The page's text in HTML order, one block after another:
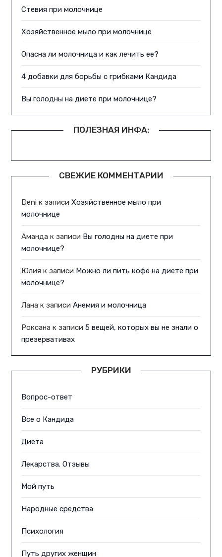
Стевия при молочнице
Хозяйственное мыло при молочнице
Опасна ли молочница и как лечить ее?
4 добавки для борьбы с грибками Кандида
Вы голодны на диете при молочнице?
ПОЛЕЗНАЯ ИНФА:
СВЕЖИЕ КОММЕНТАРИИ
Deni к записиХозяйственное мыло при
молочнице
Аманда к записи Вы голодны на диете при
молочнице?
Юлия к записи Можно ли пить кофе на диете при
молочнице?
Лана к записиАнемия и молочница
Роксана к записи5 вещей, которых вы не знали о
презервативах
РУБРИКИ
Вопрос-ответ
Все о Кандида
Диета
Лекарства. Отзывы
Мой путь
Народные средства
Психология
Путь других женщин